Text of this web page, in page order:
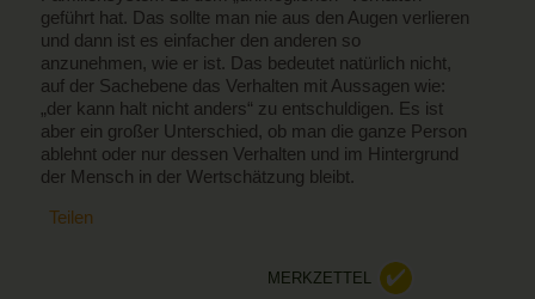
geführt hat. Das sollte man nie aus den Augen verlieren
und dann ist es einfacher den anderen so
anzunehmen, wie er ist. Das bedeutet natürlich nicht,
auf der Sachebene das Verhalten mit Aussagen wie:
„der kann halt nicht anders“ zu entschuldigen. Es ist
aber ein großer Unterschied, ob man die ganze Person
ablehnt oder nur dessen Verhalten und im Hintergrund
der Mensch in der Wertschätzung bleibt.
Teilen
MERKZETTEL